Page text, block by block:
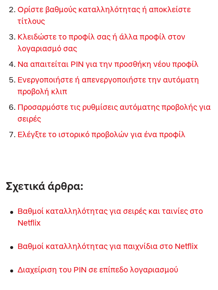
Ορίστε βαθμούς καταλληλότητας ή αποκλείστε
τίτλους
Κλειδώστε το προφίλ σας ή άλλα προφίλ στον
λογαριασμό σας
Να απαιτείται PIN για την προσθήκη νέου προφίλ
Ενεργοποιήστε ή απενεργοποιήστε την αυτόματη
προβολή κλιπ
Προσαρμόστε τις ρυθμίσεις αυτόματης προβολής για
σειρές
Ελέγξτε το ιστορικό προβολών για ένα προφίλ
Σχετικά άρθρα:
Βαθμοί καταλληλότητας για σειρές και ταινίες στο
Netflix
Βαθμοί καταλληλότητας για παιχνίδια στο Netflix
Διαχείριση του PIN σε επίπεδο λογαριασμού